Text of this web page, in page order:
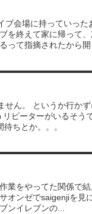
ブ会場に持っていった
を終えて家に帰って
って指摘されたから開
ん。 というか行か
ピーターがいるそう
ちとか。。。
業をやってた関係で
オンゼでsaigenjiを見
ンイレブンの...